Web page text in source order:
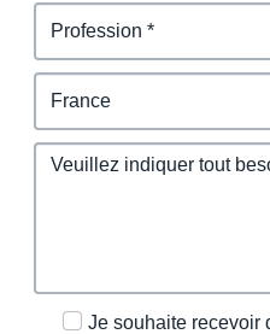
Je souhaite recevoir